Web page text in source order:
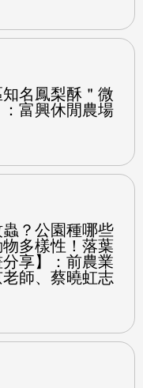
知名鳳梨酥＂微
富興休閒農場
蟲？公園種哪些
多樣性！落葉
享】：前農業
師、蔡曉虹志